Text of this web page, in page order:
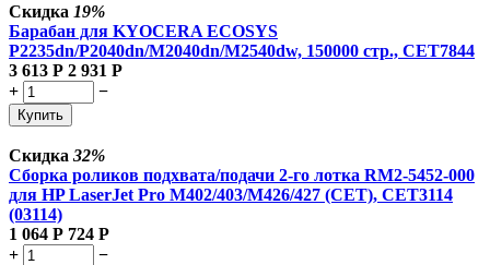
Скидка 19%
Барабан для KYOCERA ECOSYS
P2235dn/P2040dn/M2040dn/M2540dw, 150000 стр., CET7844
3 613 Р 2 931 Р
+
−
Купить
Скидка 32%
Сборка роликов подхвата/подачи 2-го лотка RM2-5452-000
для HP LaserJet Pro M402/403/M426/427 (CET), CET3114
(03114)
1 064 Р 724 Р
+
−